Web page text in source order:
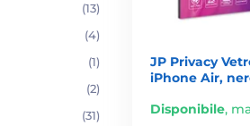
(13)
(4)
(1)
(2)
(31)
JP Privacy
iPhone Air,
Disponibile,